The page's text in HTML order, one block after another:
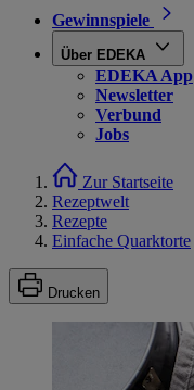
Gewinnspiele
Über EDEKA
EDEKA App
Newsletter
Verbund
Jobs
Zur Startseite
Rezeptwelt
Rezepte
Einfache Quarktorte
Drucken